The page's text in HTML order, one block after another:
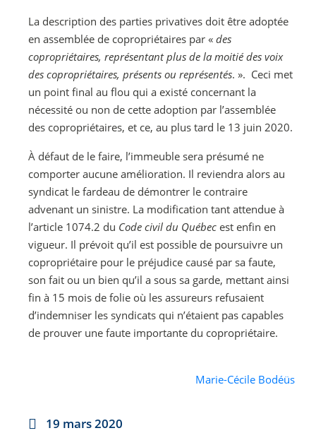
La description des parties privatives doit être adoptée
en assemblée de copropriétaires par « des
copropriétaires, représentant plus de la moitié des voix
des copropriétaires, présents ou représentés. ». Ceci met
un point final au flou qui a existé concernant la
nécessité ou non de cette adoption par l’assemblée
des copropriétaires, et ce, au plus tard le 13 juin 2020.
À défaut de le faire, l’immeuble sera présumé ne
comporter aucune amélioration. Il reviendra alors au
syndicat le fardeau de démontrer le contraire
advenant un sinistre. La modification tant attendue à
l’article 1074.2 du Code civil du Québec est enfin en
vigueur. Il prévoit qu’il est possible de poursuivre un
copropriétaire pour le préjudice causé par sa faute,
son fait ou un bien qu’il a sous sa garde, mettant ainsi
fin à 15 mois de folie où les assureurs refusaient
d’indemniser les syndicats qui n’étaient pas capables
de prouver une faute importante du copropriétaire.
Marie-Cécile Bodéüs
19 mars 2020